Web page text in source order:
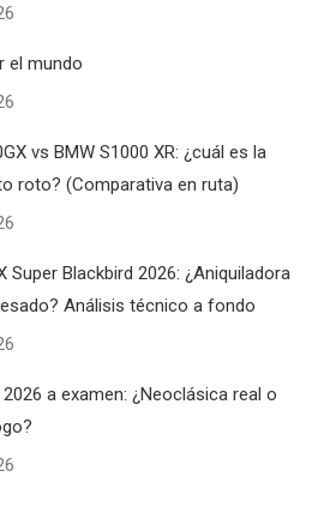
el mundo
vs BMW S1000 XR: ¿cuál es la
roto? (Comparativa en ruta)
Super Blackbird 2026: ¿Aniquiladora
Análisis técnico a fondo
a examen: ¿Neoclásica real o